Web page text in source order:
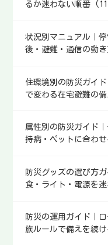
るか迷わない順番
状況別マニュアル｜
後・避難・通信の動
住環境別の防災ガイ
で変わる在宅避難の
属性別の防災ガイド
持病・ペットに合わ
防災グッズの選び方
食・ライト・電源を
防災の運用ガイド｜
族ルールで備えを続